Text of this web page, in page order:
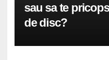
sau sa te
de disc?